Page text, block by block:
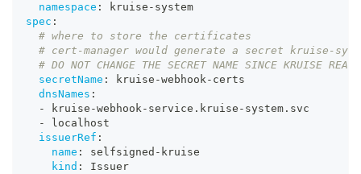
namespace : kruise - system
spec :
# where to store the certificates
# cert-manager would generate a secret kruise-
# DO NOT CHANGE THE SECRET NAME SINCE KRUISE READ
secretName : kruise -webhook- certs
dnsNames :
-
kruise -webhook- service.kruise - system.svc
-
localhost
issuerRef :
name : selfsigned - kruise
kind :
Issuer